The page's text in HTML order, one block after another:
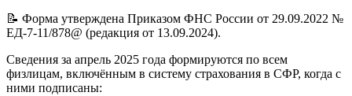
📝 Форма утверждена Приказом ФНС России от 29.09.2022 №
ЕД-7-11/878@ (редакция от 13.09.2024).
Сведения за апрель 2025 года формируются по всем
физлицам, включённым в систему страхования в СФР, когда с
ними подписаны: